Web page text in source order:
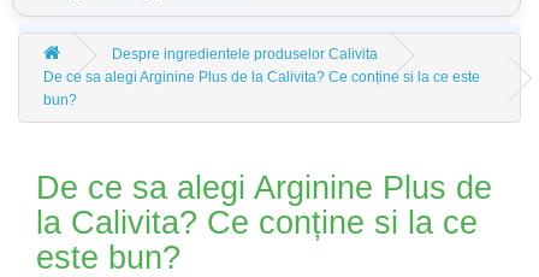
Despre ingredientele produselor Calivita
De ce sa alegi Arginine Plus de la Calivita? Ce conține si la ce este
bun?
De ce sa alegi Arginine Plus de
la Calivita? Ce conține si la ce
este bun?